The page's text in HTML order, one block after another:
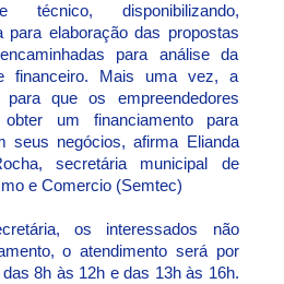
disponibilizando,
para elaboração das propostas
para análise da
financeiro. Mais uma vez, a
para que os empreendedores
obter um financiamento para
seus negócios, afirma Elianda
secretária municipal de
e Comercio (Semtec)
os interessados não
o atendimento será por
8h às 12h e das 13h às 16h.